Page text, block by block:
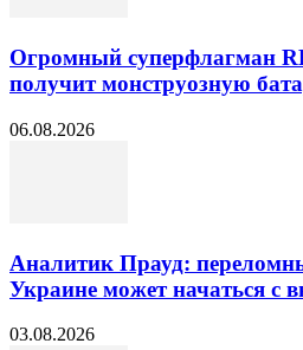
Огромный суперфлагман
получит монструозную
06.08.2026
Аналитик Прауд:
Украине может начаться с
03.08.2026